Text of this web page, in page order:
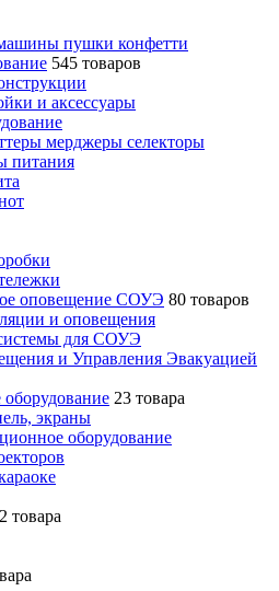
пушки конфетти
545 товаров
и аксесcуары
мерджеры селекторы
питания
оповещение СОУЭ 80 товаров
и оповещения
для СОУЭ
и Управления Эвакуацией
23 товара
экраны
оборудование
товара